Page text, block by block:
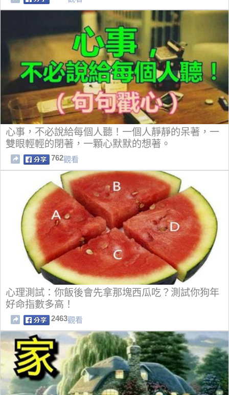
心事，不必說給每個人聽！一個人靜靜的呆著，一
雙眼輕輕的閉著，一顆心默默的想著。
762觀看
心理測試：你飯後會先拿那塊西瓜吃？測試你狗年
好命指數多高！
2463觀看